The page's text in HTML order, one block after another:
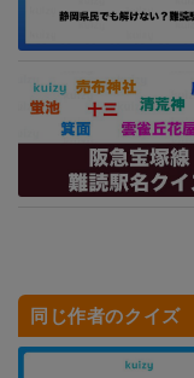
同じ作者のクイズ